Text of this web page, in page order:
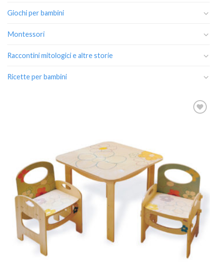
Giochi per bambini
Montessori
Raccontini mitologici e altre storie
Ricette per bambini